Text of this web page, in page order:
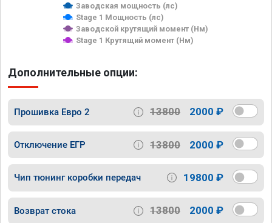
Заводская мощность (лс)
Stage 1 Мощность (лс)
Заводской крутящий момент (Нм)
Stage 1 Крутящий момент (Нм)
Дополнительные опции:
Прошивка Евро 2 13800 2000 ₽
Отключение ЕГР 13800 2000 ₽
Чип тюнинг коробки передач 19800 ₽
Возврат стока 13800 2000 ₽